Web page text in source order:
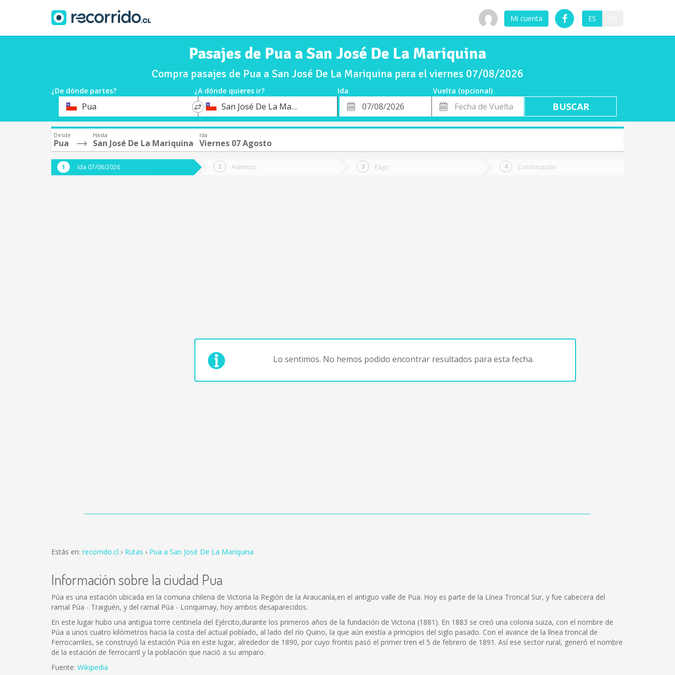
Mi cuenta ES
Pasajes de Pua a San José De La Mariquina
Compra pasajes de Pua a San José De La Mariquina para el viernes 07/08/2026
¿De dónde partes? ¿A dónde quieres ir? Ida
Vuelta (opcional)
OrigenPua
*
Destino
San José De La Mariquina
Fecha
de
Fecha
de
Vuelta
Desde
Pua
Hasta
San José De La Mariquina
Ida
Viernes 07 Agosto
Ida 07/08/2026 Asientos Pago Confirmación
Lo sentimos. No hemos podido encontrar resultados para esta fecha.
Estás en: recorrido.cl Rutas Pua a San José De La Mariquina
Información sobre la ciudad Pua
Púa es una estación ubicada en la comuna chilena de Victoria la Región de la Araucanía,en el antiguo valle de Pua. Hoy es parte de la Línea Troncal Sur, y fue cabecera del
ramal Púa - Traiguén, y del ramal Púa - Lonquimay, hoy ambos desaparecidos.
En este lugar hubo una antigua torre centinela del Ejército,durante los primeros años de la fundación de Victoria (1881). En 1883 se creó una colonia suiza, con el nombre de
Púa a unos cuatro kilómetros hacia la costa del actual poblado, al lado del río Quino, la que aún existía a principios del siglo pasado. Con el avance de la línea troncal de
Ferrocarriles, se construyó la estación Púa en este lugar, alrededor de 1890, por cuyo frontis pasó el primer tren el 5 de febrero de 1891. Así ese sector rural, generó el nombre
de la estación de ferrocarril y la población que nació a su amparo.
Fuente: Wikipedia